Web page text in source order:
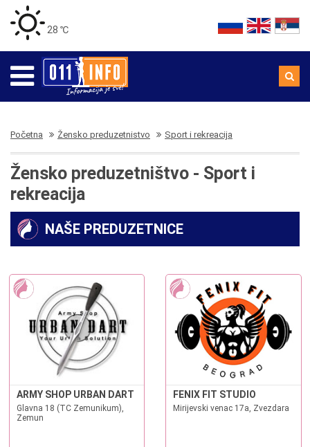
28 ℃
Početna Žensko preduzetnistvo Sport i rekreacija
Žensko preduzetništvo - Sport i
rekreacija
NAŠE PREDUZETNICE
ARMY SHOP URBAN DART
Glavna 18 (TC Zemunikum),
Zemun
FENIX FIT STUDIO
Mirijevski venac 17a, Zvezdara